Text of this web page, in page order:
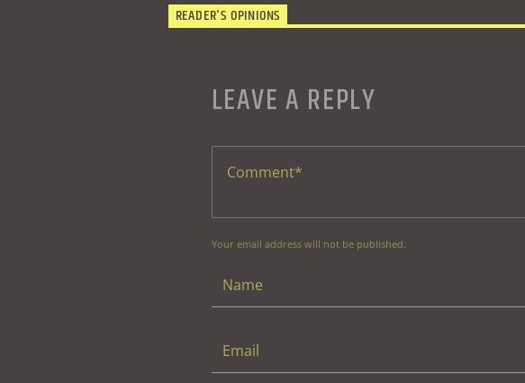
READER'S OPINIONS
LEAVE A REPLY
Your email address will not be published.